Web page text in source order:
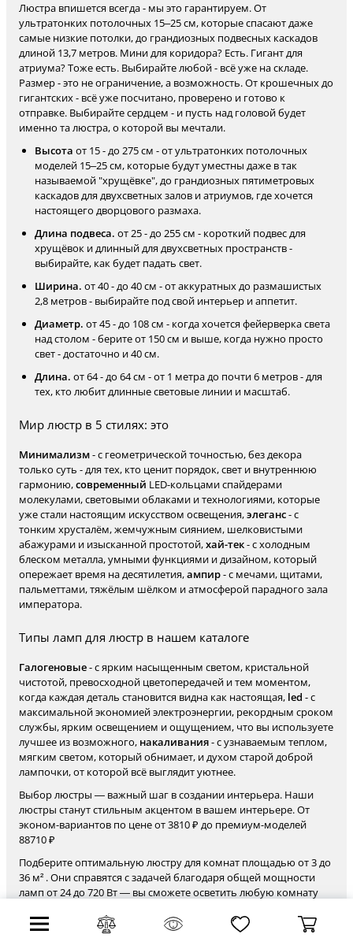
Люстра впишется всегда - мы это гарантируем. От
ультратонких потолочных 15–25 см, которые спасают даже
самые низкие потолки, до грандиозных подвесных каскадов
длиной 13,7 метров. Мини для коридора? Есть. Гигант для
атриума? Тоже есть. Выбирайте любой - всё уже на складе.
Размер - это не ограничение, а возможность. От крошечных до
гигантских - всё уже посчитано, проверено и готово к
отправке. Выбирайте сердцем - и пусть над головой будет
именно та люстра, о которой вы мечтали.
Высота от 15 - до 275 см - от ультратонких потолочных
моделей 15–25 см, которые будут уместны даже в так
называемой "хрущёвке", до грандиозных пятиметровых
каскадов для двухсветных залов и атриумов, где хочется
настоящего дворцового размаха.
Длина подвеса. от 25 - до 255 см - короткий подвес для
хрущёвок и длинный для двухсветных пространств -
выбирайте, как будет падать свет.
Ширина. от 40 - до 40 см - от аккуратных до размашистых
2,8 метров - выбирайте под свой интерьер и аппетит.
Диаметр. от 45 - до 108 см - когда хочется фейерверка света
над столом - берите от 150 см и выше, когда нужно просто
свет - достаточно и 40 см.
Длина. от 64 - до 64 см - от 1 метра до почти 6 метров - для
тех, кто любит длинные световые линии и масштаб.
Мир люстр в 5 стилях: это
Минимализм- с геометрической точностью, без декора
только суть - для тех, кто ценит порядок, свет и внутреннюю
гармонию,современный LED-кольцами спайдерами
молекулами, световыми облаками и технологиями, которые
уже стали настоящим искусством освещения,элеганс- с
тонким хрусталём, жемчужным сиянием, шелковистыми
абажурами и изысканной простотой,хай-тек- с холодным
блеском металла, умными функциями и дизайном, который
опережает время на десятилетия,ампир- с мечами, щитами,
пальметтами, тяжёлым шёлком и атмосферой парадного зала
императора.
Типы ламп для люстр в нашем каталоге
Галогеновые- с ярким насыщенным светом, кристальной
чистотой, превосходной цветопередачей и тем моментом,
когда каждая деталь становится видна как настоящая, led - с
максимальной экономией электроэнергии, рекордным сроком
службы, ярким освещением и ощущением, что вы используете
лучшее из возможного, накаливания- с узнаваемым теплом,
мягким светом, который обнимает, и духом старой доброй
лампочки, от которой всё выглядит уютнее.
Выбор люстры — важный шаг в создании интерьера. Наши
люстры станут стильным акцентом в вашем интерьере. От
эконом-вариантов по цене от 3810 ₽ до премиум-моделей
88710 ₽
Подберите оптимальную люстру для комнат площадью от 3 до
36 м² . Они справятся с задачей благодаря общей мощности
ламп от 24 до 720 Вт — вы сможете осветить любую комнату
В нашем ассортименте люстры представлены в